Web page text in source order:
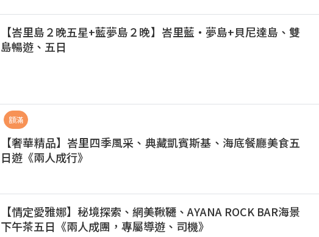
【峇里島２晚五星+藍夢島２晚】峇里藍‧夢島+貝尼達島、雙
島暢遊、五日
額滿
【奢華精品】峇里四季風采、典藏凱賓斯基、海底餐廳美食五
日遊《兩人成行》
【情定愛雅娜】秘境探索、網美鞦韆、AYANA ROCK BAR海景
下午茶五日《兩人成團，專屬導遊、司機》